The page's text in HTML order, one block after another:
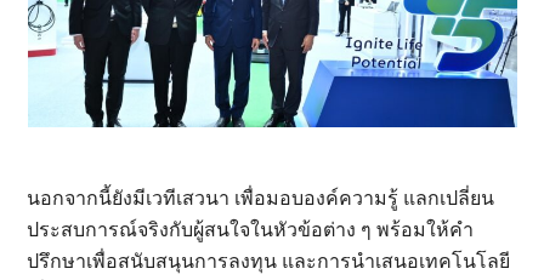
นอกจากนี้ยังมีเวทีเสวนา เพื่อมอบองค์ความรู้ แลกเปลี่ยน
ประสบการณ์จริงกับผู้สนใจในหัวข้อต่าง ๆ พร้อมให้คำ
ปรึกษาเพื่อสนับสนุนการลงทุน และการนำเสนอเทคโนโลยี